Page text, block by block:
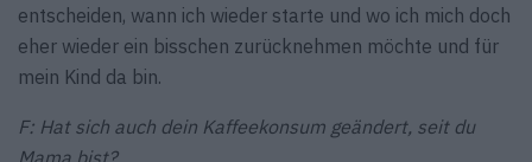
entscheiden, wann ich wieder starte und wo ich mich doch
eher wieder ein bisschen zurücknehmen möchte und für
mein Kind da bin.
F: Hat sich auch dein Kaffeekonsum geändert, seit du